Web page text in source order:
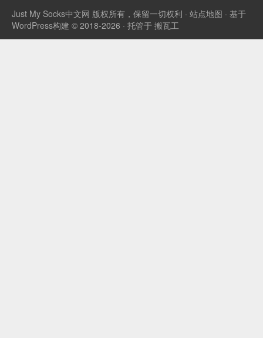
Just My Socks中文网 版权所有，保留一切权利 · 站点地图 · 基于
WordPress构建 © 2018-2026 · 托管于 搬瓦工